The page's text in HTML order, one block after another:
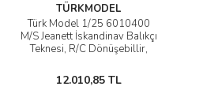
TÜRKMODEL
Türk Model 1/25 6010400
M/S Jeanett İskandinav Balıkçı
Teknesi, R/C Dönüşebillir,
12.010,85 TL